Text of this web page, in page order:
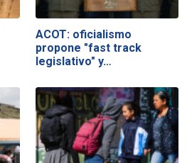
ACOT: oficialismo
propone "fast track
legislativo" y…